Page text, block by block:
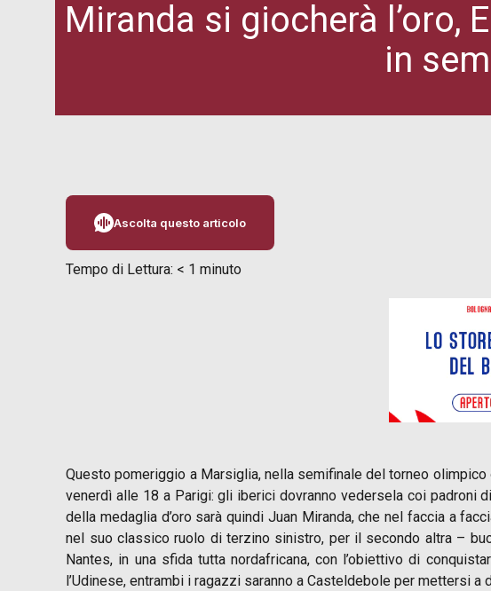
Miranda si giocherà l’oro,
in
Ascolta questo articolo
Tempo di Lettura: < 1 minuto
Questo pomeriggio a Marsiglia, nella semifinale del torneo
venerdì alle 18 a Parigi: gli iberici dovranno vedersela coi padroni
della medaglia d’oro sarà quindi Juan Miranda, che nel faccia a
nel suo classico ruolo di terzino sinistro, per il secondo altra –
Nantes, in una sfida tutta nordafricana, con l’obiettivo di
l’Udinese, entrambi i ragazzi saranno a Casteldebole per mettersi